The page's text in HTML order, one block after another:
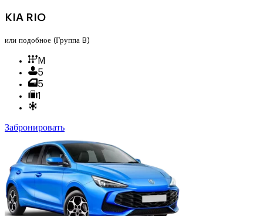
KIA RIO
или подобное (Группа B)
M
5
5
1
Забронировать